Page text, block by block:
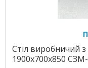
Стіл виробничий
1900х700х850